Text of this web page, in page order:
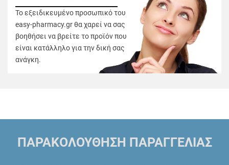
Το εξειδικευμένο προσωπικό του
easy-pharmacy.gr θα χαρεί να σας
βοηθήσει να βρείτε το προϊόν που
είναι κατάλληλο για την δική σας
ανάγκη.
ΠΑΡΑΚΟΛΟΥΘΗΣΗ ΠΑΡΑΓΓΕΛΙΑΣ